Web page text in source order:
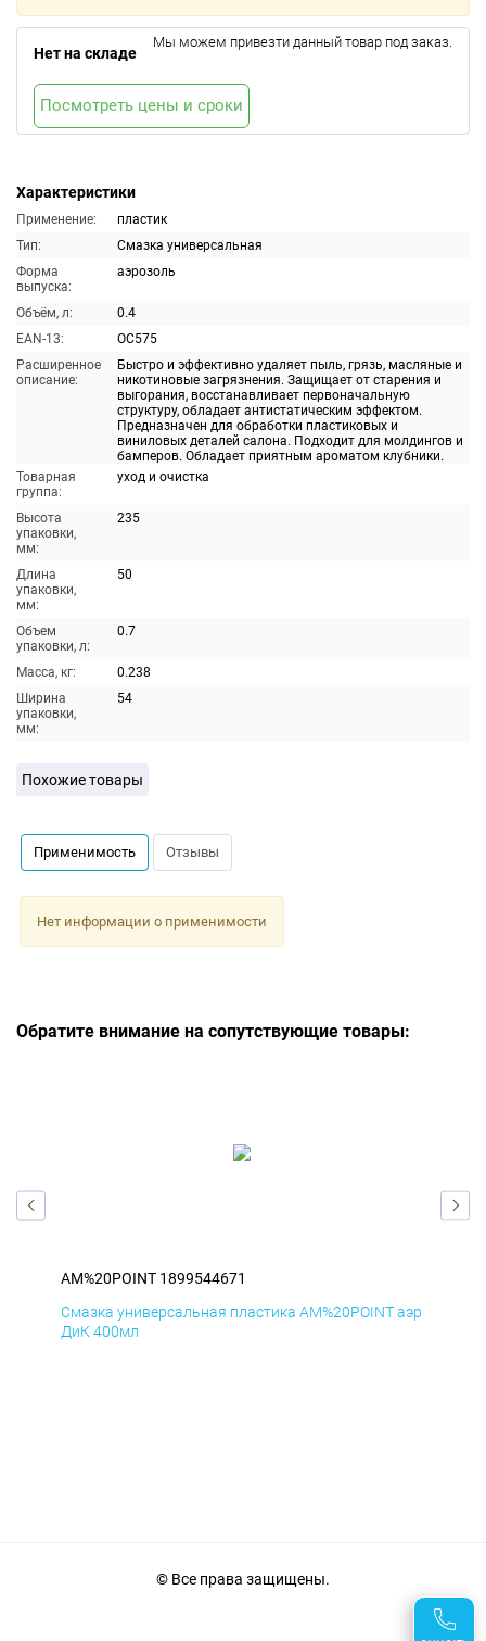
Характеристики
Применение:
пластик
Тип:
Смазка универсальная
Форма
выпуска:
аэрозоль
Объём, л:
0.4
EAN-13:
OC575
Расширенное
описание:
Быстро и эффективно удаляет пыль, грязь, масляные и
никотиновые загрязнения. Защищает от старения и
выгорания, восстанавливает первоначальную
структуру, обладает антистатическим эффектом.
Предназначен для обработки пластиковых и
виниловых деталей салона. Подходит для молдингов и
бамперов. Обладает приятным ароматом клубники.
Товарная
группа:
уход и очистка
Высота
упаковки,
мм:
235
Длина
упаковки,
мм:
50
Объем
упаковки, л:
0.7
Масса, кг:
0.238
Ширина
упаковки,
мм:
54
Нет на складе
Мы можем привезти данный товар под заказ.
Посмотреть цены и сроки
Похожие товары
Применимость Отзывы
Нет информации о применимости
Обратите внимание на сопутствующие товары:
AM%20POINT 1899544671
Смазка универсальная пластика AM%20POINT аэр
ДиК 400мл
© Все права защищены.